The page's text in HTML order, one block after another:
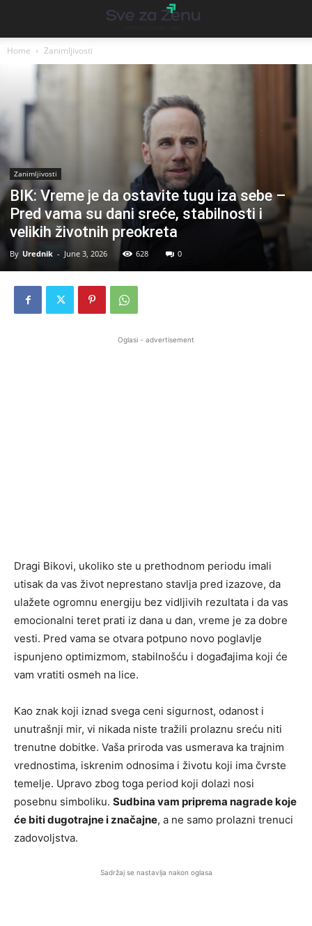
Home Zanimljivosti
Zanimljivosti
BIK: Vreme je da ostavite tugu iza sebe –
Pred vama su dani sreće, stabilnosti i
velikih životnih preokreta
By Urednik - June 3, 2026 628 0
Oglasi - advertisement
Dragi Bikovi, ukoliko ste u prethodnom periodu imali
utisak da vas život neprestano stavlja pred izazove, da
ulažete ogromnu energiju bez vidljivih rezultata i da vas
emocionalni teret prati iz dana u dan, vreme je za dobre
vesti. Pred vama se otvara potpuno novo poglavlje
ispunjeno optimizmom, stabilnošću i događajima koji će
vam vratiti osmeh na lice.
Kao znak koji iznad svega ceni sigurnost, odanost i
unutrašnji mir, vi nikada niste tražili prolaznu sreću niti
trenutne dobitke. Vaša priroda vas usmerava ka trajnim
vrednostima, iskrenim odnosima i životu koji ima čvrste
temelje. Upravo zbog toga period koji dolazi nosi
posebnu simboliku. Sudbina vam priprema nagrade koje
će biti dugotrajne i značajne, a ne samo prolazni trenuci
zadovoljstva.
Sadržaj se nastavlja nakon oglasa